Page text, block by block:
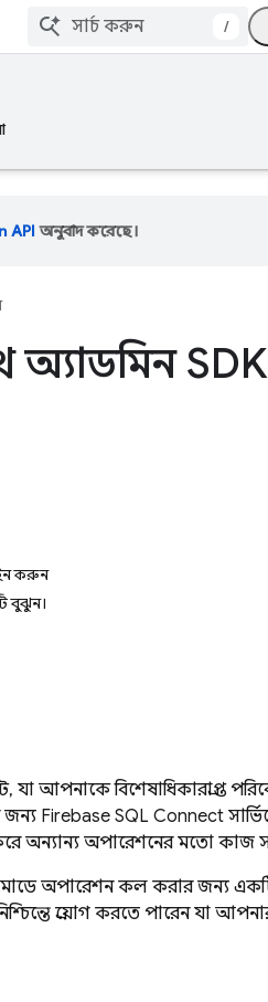
/
API অনুবাদ করেছে।
অ্যাডমিন SDK
করুন
বুঝুন।
যা আপনাকে বিশেষাধিকারপ্রাপ্ত
জন্য Firebase SQL Connect
করে অন্যান্য অপারেশনের মতো কাজ
অপারেশন কল করার জন্য একটি
প্রয়োগ করতে পারেন যা